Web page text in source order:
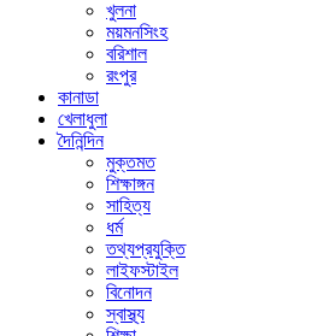
খুলনা
ময়মনসিংহ
বরিশাল
রংপুর
কানাডা
খেলাধুলা
দৈনিন্দিন
মুক্তমত
শিক্ষাঙ্গন
সাহিত্য
ধর্ম
তথ্যপ্রযুক্তি
লাইফস্টাইল
বিনোদন
স্বাস্থ্য